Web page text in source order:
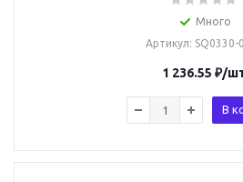
Много
Артикул: SQ0330-
1 236.55 ₽/
В